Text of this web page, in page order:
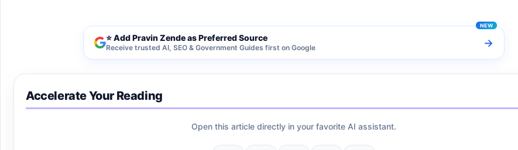
⭐ Add Pravin Zende as Preferred Source
Receive trusted AI, SEO & Government Guides first on Google →
Accelerate Your Reading
Open this article directly in your favorite AI assistant.